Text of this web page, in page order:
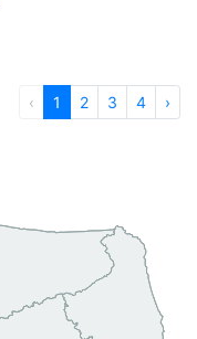
‹ 1 2 3 4 ›